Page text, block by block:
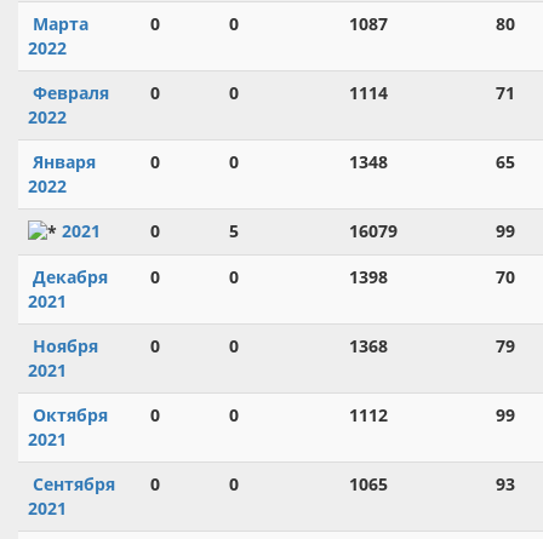
Марта
2022
0 0 1087 80
Февраля
2022
0 0 1114 71
Января
2022
0 0 1348 65
2021 0 5 16079
99
Декабря
2021
0 0 1398 70
Ноября
2021
0 0 1368 79
Октября
2021
0 0 1112 99
Сентября
2021
0 0 1065 93